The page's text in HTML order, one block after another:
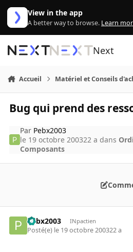
Aller au contenu
View in the app
A better way to browse. Learn
Next
Accueil Matériel et Conseils
Bug qui prend des
Par Pebx2003
le 19 octobre 200322 a dans
Composants
Pebx2003 INpactien
Posté(e) le 19 octobre 200322 a